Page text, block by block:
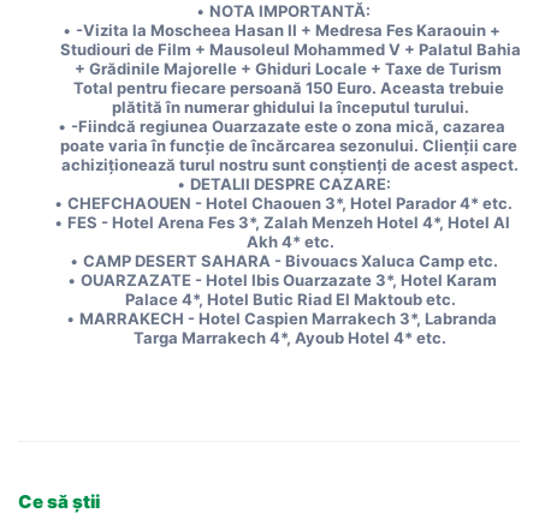
NOTA IMPORTANTĂ:
-Vizita la Moscheea Hasan II + Medresa Fes Karaouin +
Studiouri de Film + Mausoleul Mohammed V + Palatul Bahia
+ Grădinile Majorelle + Ghiduri Locale + Taxe de Turism
Total pentru fiecare persoană 150 Euro. Aceasta trebuie
plătită în numerar ghidului la începutul turului.
-Fiindcă regiunea Ouarzazate este o zona mică, cazarea
poate varia în funcție de încărcarea sezonului. Clienții care
achiziționează turul nostru sunt conștienți de acest aspect.
DETALII DESPRE CAZARE:
CHEFCHAOUEN - Hotel Chaouen 3*, Hotel Parador 4* etc.
FES - Hotel Arena Fes 3*, Zalah Menzeh Hotel 4*, Hotel Al
Akh 4* etc.
CAMP DESERT SAHARA - Bivouacs Xaluca Camp etc.
OUARZAZATE - Hotel Ibis Ouarzazate 3*, Hotel Karam
Palace 4*, Hotel Butic Riad El Maktoub etc.
MARRAKECH - Hotel Caspien Marrakech 3*, Labranda
Targa Marrakech 4*, Ayoub Hotel 4* etc.
Ce să știi